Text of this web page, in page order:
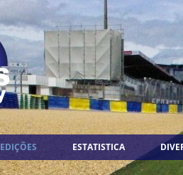
EDIÇÕES ESTATISTICA